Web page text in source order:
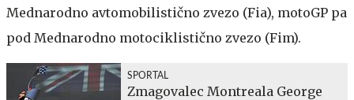
Mednarodno avtomobilistično zvezo (Fia), motoGP pa
pod Mednarodno motociklistično zvezo (Fim).
SPORTAL
Zmagovalec Montreala George